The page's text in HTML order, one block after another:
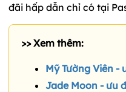
đãi hấp dẫn chỉ có tại
>> Xem thêm:
Mỹ Tường Viên -
Jade Moon - ưu